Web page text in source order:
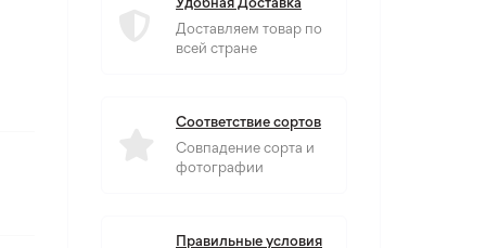
Доставляем товар по
всей стране
Соответствие сортов
Совпадение сорта и
фотографии
Правильные условия